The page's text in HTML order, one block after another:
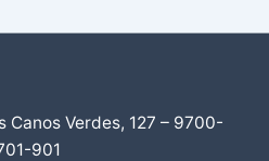
Canos Verdes, 127 – 9700-
901